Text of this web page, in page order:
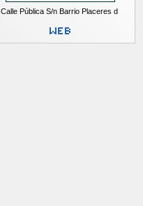
Calle Pública S/n Barrio Placeres d